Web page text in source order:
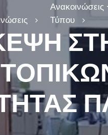
Ανακοινώσεις
Τύπου